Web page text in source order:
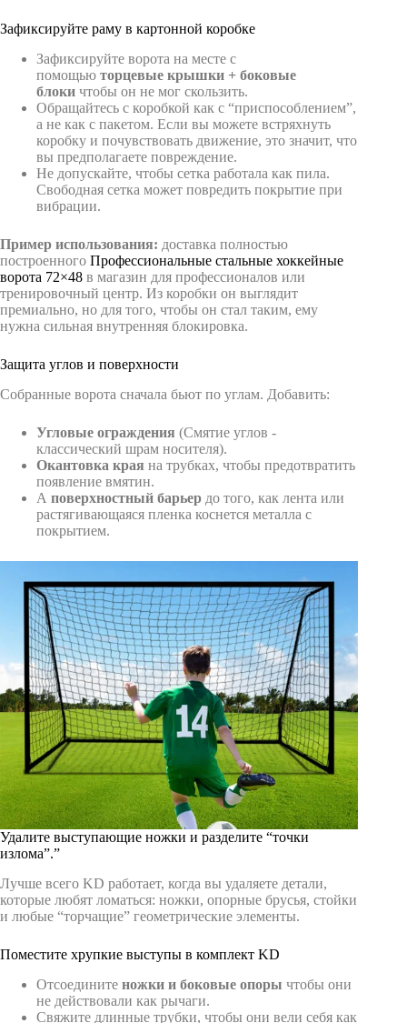
Зафиксируйте раму в картонной коробке
Зафиксируйте ворота на месте с
помощью торцевые крышки + боковые
блоки чтобы он не мог скользить.
Обращайтесь с коробкой как с “приспособлением”,
а не как с пакетом. Если вы можете встряхнуть
коробку и почувствовать движение, это значит, что
вы предполагаете повреждение.
Не допускайте, чтобы сетка работала как пила.
Свободная сетка может повредить покрытие при
вибрации.
Пример использования: доставка полностью
построенного Профессиональные стальные хоккейные
ворота 72×48 в магазин для профессионалов или
тренировочный центр. Из коробки он выглядит
премиально, но для того, чтобы он стал таким, ему
нужна сильная внутренняя блокировка.
Защита углов и поверхности
Собранные ворота сначала бьют по углам. Добавить:
Угловые ограждения (Смятие углов -
классический шрам носителя).
Окантовка края на трубках, чтобы предотвратить
появление вмятин.
A поверхностный барьер до того, как лента или
растягивающаяся пленка коснется металла с
покрытием.
Удалите выступающие ножки и разделите “точки
излома”.”
Лучше всего KD работает, когда вы удаляете детали,
которые любят ломаться: ножки, опорные брусья, стойки
и любые “торчащие” геометрические элементы.
Поместите хрупкие выступы в комплект KD
Отсоедините ножки и боковые опоры чтобы они
не действовали как рычаги.
Свяжите длинные трубки, чтобы они вели себя как